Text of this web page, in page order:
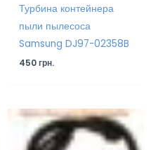
Турбина контейнера
пыли пылесоса
Samsung DJ97-02358B
450грн.